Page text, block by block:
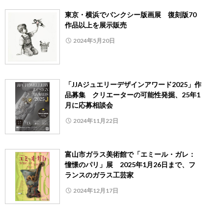
東京・横浜でバンクシー版画展 復刻版70
作品以上を展示販売
2024年5月20日
「JJAジュエリーデザインアワード2025」作
品募集 クリエーターの可能性発掘、25年1
月に応募相談会
2024年11月22日
富山市ガラス美術館で「エミール・ガレ：
憧憬のパリ」展 2025年1月26日まで、フ
ランスのガラス工芸家
2024年12月17日